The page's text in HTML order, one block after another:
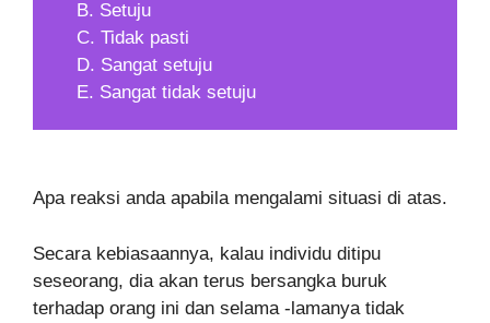
B. Setuju
C. Tidak pasti
D. Sangat setuju
E. Sangat tidak setuju
Apa reaksi anda apabila mengalami situasi di atas.
Secara kebiasaannya, kalau individu ditipu
seseorang, dia akan terus bersangka buruk
terhadap orang ini dan selama -lamanya tidak